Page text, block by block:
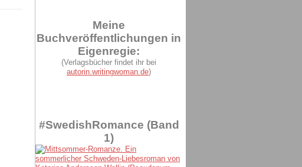
Meine
Buchveröffentlichungen in
Eigenregie:
(Verlagsbücher findet ihr bei
autorin.writingwoman.de)
#SwedishRomance (Band
1)